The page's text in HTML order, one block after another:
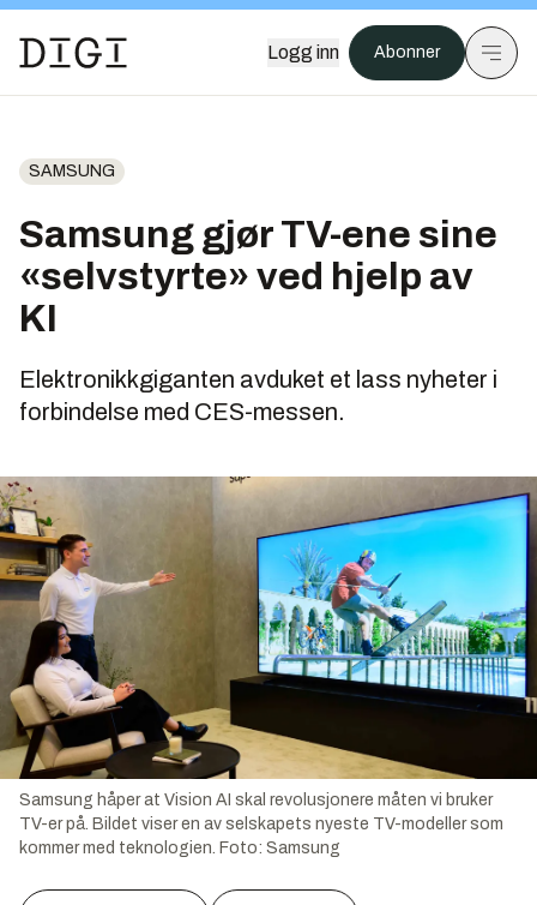
Logg inn Abonner
SAMSUNG
Samsung gjør TV-ene sine
«selvstyrte» ved hjelp av
KI
Elektronikkgiganten avduket et lass nyheter i
forbindelse med CES-messen.
Samsung håper at Vision AI skal revolusjonere måten vi bruker
TV-er på. Bildet viser en av selskapets nyeste TV-modeller som
kommer med teknologien. Foto: Samsung